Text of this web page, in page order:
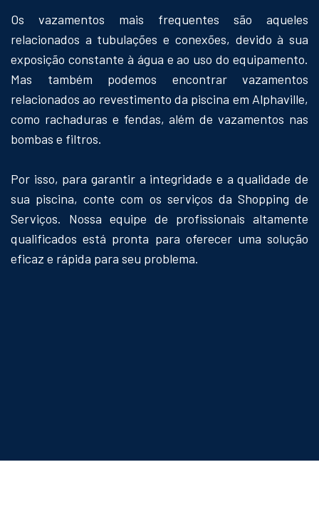
Os vazamentos mais frequentes são aqueles
relacionados a tubulações e conexões, devido à sua
exposição constante à água e ao uso do equipamento.
Mas também podemos encontrar vazamentos
relacionados ao revestimento da piscina em Alphaville,
como rachaduras e fendas, além de vazamentos nas
bombas e filtros.
Por isso, para garantir a integridade e a qualidade de
sua piscina, conte com os serviços da Shopping de
Serviços. Nossa equipe de profissionais altamente
qualificados está pronta para oferecer uma solução
eficaz e rápida para seu problema.